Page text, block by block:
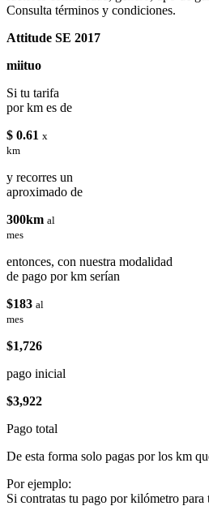
Consulta términos y condiciones.
Attitude SE 2017
miituo
Si tu tarifa
por km es de
$ 0.61 x
km
y recorres un
aproximado de
300km al
mes
entonces, con nuestra modalidad
de pago por km serían
$183 al
mes
$1,726
pago inicial
$3,922
Pago total
De esta forma solo pagas por los km
Por ejemplo:
Si contratas tu pago por kilómetro para